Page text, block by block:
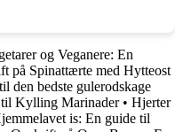
og Veganere: En
på Spinattærte med Hytteost
den bedste gulerodskage
Kylling Marinader• Hjerter
is: En guide til